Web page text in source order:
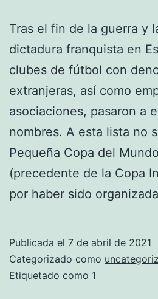
Tras el fin de la guerra y
dictadura franquista en
clubes de fútbol con
extranjeras, así como
asociaciones, pasaron a
nombres. A esta lista no
Pequeña Copa del
(precedente de la Copa
por haber sido
Publicada el 7 de abril de 2021
Categorizado como
Etiquetado como 1